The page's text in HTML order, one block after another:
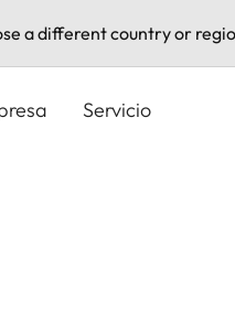
a different country or
Servicio